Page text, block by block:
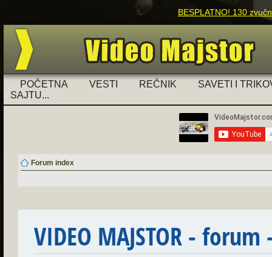
BESPLATNO! 130
POČETNA VESTI REČNIK
SAVETI I
SAJTU...
Forum index
VIDEO MAJSTOR -